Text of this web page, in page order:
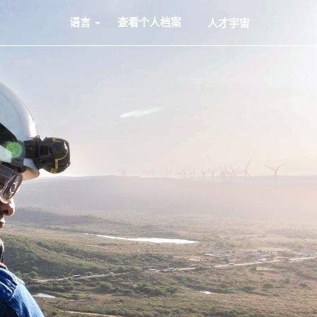
语言 查看个人档案 人才宇宙